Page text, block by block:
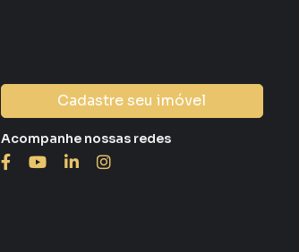
Cadastre seu imóvel
Acompanhe nossas redes